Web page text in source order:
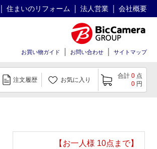
住まいのリフォーム 法人営業 会社概要
お買い物ガイド お問い合わせ サイトマップ
注文履歴 お気に入り
合計 0 点
0 円
【お一人様 10点まで】